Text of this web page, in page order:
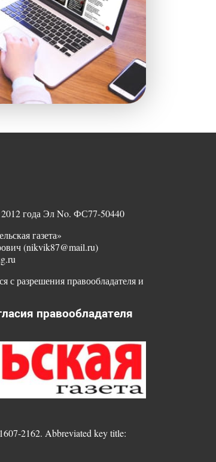
года Эл No. ФС77-50440
газета»
(nikvik87@mail.ru)
с разрешения правообладателя и
правообладателя
2162. Abbreviated key title: